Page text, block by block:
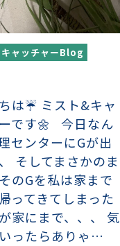
キャッチャーBlog
は☔️ ミスト&キャ
です🌼 今日なん
センターにGが出
そしてまさかのま
のGを私は家まで
ってきてしまった
家にまで、、、 気
ったらありゃ…